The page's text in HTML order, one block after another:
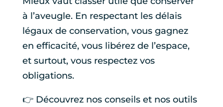
à l’aveugle. En respectant les délais
légaux de conservation, vous gagnez
en efficacité, vous libérez de l’espace,
et surtout, vous respectez vos
obligations.
👉 Découvrez nos conseils et nos outils